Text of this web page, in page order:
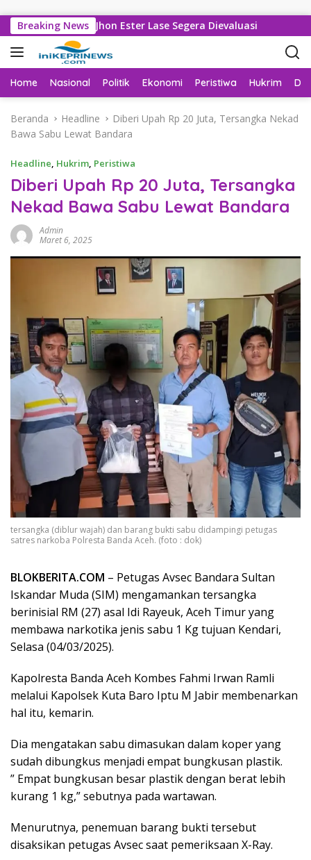
Breaking News
Jhon Ester Lase Segera Dievaluasi Tak Lagi
Home Nasional Politik Ekonomi Peristiwa Hukrim
Beranda Headline
Diberi Upah Rp 20 Juta, Tersangka Nekad
Bawa Sabu Lewat Bandara
Headline, Hukrim, Peristiwa
Diberi Upah Rp 20 Juta, Tersangka
Nekad Bawa Sabu Lewat Bandara
Admin
Maret 6, 2025
tersangka (diblur wajah) dan barang bukti sabu didampingi petugas
satres narkoba Polresta Banda Aceh. (foto : dok)
BLOKBERITA.COM – Petugas Avsec Bandara Sultan
Iskandar Muda (SIM) mengamankan tersangka
berinisial RM (27) asal Idi Rayeuk, Aceh Timur yang
membawa narkotika jenis sabu 1 Kg tujuan Kendari,
Selasa (04/03/2025).
Kapolresta Banda Aceh Kombes Fahmi Irwan Ramli
melalui Kapolsek Kuta Baro Iptu M Jabir membenarkan
hal itu, kemarin.
Dia mengatakan sabu dimasukan dalam koper yang
sudah dibungkus menjadi empat bungkusan plastik.
” Empat bungkusan besar plastik dengan berat lebih
kurang 1 kg,” sebutnya pada wartawan.
Menurutnya, penemuan barang bukti tersebut
disaksikan petugas Avsec saat pemeriksaan X-Ray.